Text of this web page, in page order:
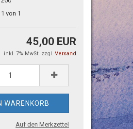
1 von 1
45,00 EUR
inkl. 7% MwSt. zzgl. Versand
Auf den Merkzettel